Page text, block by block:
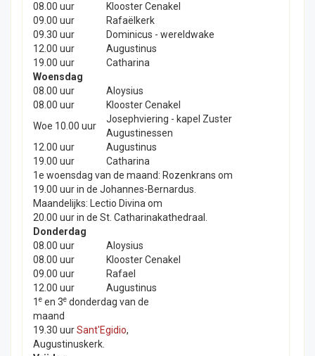
08.00 uur
Klooster Cenakel
09.00 uur
Rafaëlkerk
09.30 uur
Dominicus - wereldwake
12.00 uur
Augustinus
19.00 uur
Catharina
Woensdag
08.00 uur
Aloysius
08.00 uur
Klooster Cenakel
Woe 10.00 uur
Josephviering - kapel Zuster
Augustinessen
12.00 uur
Augustinus
19.00 uur
Catharina
1e woensdag van de maand: Rozenkrans om
19.00 uur in de Johannes-Bernardus.
Maandelijks: Lectio Divina om
20.00 uur in de St. Catharinakathedraal.
Donderdag
08.00 uur
Aloysius
08.00 uur
Klooster Cenakel
09.00 uur
Rafael
12.00 uur
Augustinus
1 e en 3e donderdag van de
maand
19.30 uurSant'Egidio,
Augustinuskerk.